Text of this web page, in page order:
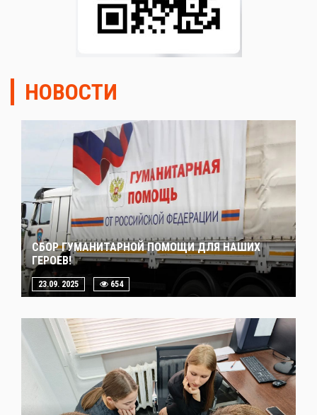
НОВОСТИ
СБОР ГУМАНИТАРНОЙ ПОМОЩИ ДЛЯ НАШИХ
ГЕРОЕВ!
23.09. 2025 654